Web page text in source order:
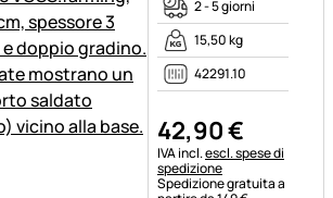
2 - 5 giorni
15,50 kg
42291.10
42,90€
Informazioni fiscali:
IVA incl.escl. spese di
spedizione
Spedizione gratuita a